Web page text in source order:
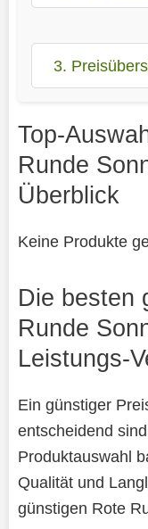
3.
Top-
Runde
Überblick
Keine Produkte
Die besten
Runde
Leistungs-
Ein günstiger
entscheidend
Produktauswahl
Qualität und
günstigen Rote